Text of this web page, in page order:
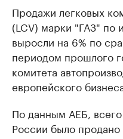
Продажи легковых
(LCV) марки "ГАЗ" по
выросли на 6% по
периодом прошлого
комитета
европейского
По данным АЕБ,
России было